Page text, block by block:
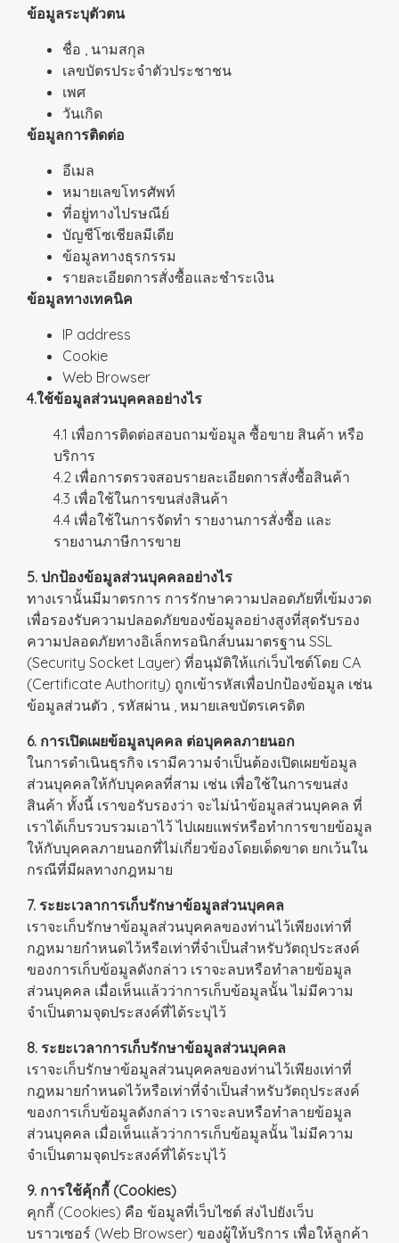
ข้อมูลระบุตัวตน
ชื่อ , นามสกุล
เลขบัตรประจำตัวประชาชน
เพศ
วันเกิด
ข้อมูลการติดต่อ
อีเมล
หมายเลขโทรศัพท์
ที่อยู่ทางไปรษณีย์
บัญชีโซเชียลมีเดีย
ข้อมูลทางธุรกรรม
รายละเอียดการสั่งซื้อและชำระเงิน
ข้อมูลทางเทคนิค
IP address
Cookie
Web Browser
4.ใช้ข้อมูลส่วนบุคคลอย่างไร
4.1 เพื่อการติดต่อสอบถามข้อมูล ซื้อขาย สินค้า หรือ
บริการ
4.2 เพื่อการตรวจสอบรายละเอียดการสั่งซื้อสินค้า
4.3 เพื่อใช้ในการขนส่งสินค้า
4.4 เพื่อใช้ในการจัดทำ รายงานการสั่งซื้อ และ
รายงานภาษีการขาย
5. ปกป้องข้อมูลส่วนบุคคลอย่างไร
ทางเรานั้นมีมาตรการ การรักษาความปลอดภัยที่เข้มงวด
เพื่อรองรับความปลอดภัยของข้อมูลอย่างสูงที่สุดรับรอง
ความปลอดภัยทางอิเล็กทรอนิกส์บนมาตรฐาน SSL
(Security Socket Layer) ที่อนุมัติให้แก่เว็บไซต์โดย CA
(Certificate Authority) ถูกเข้ารหัสเพื่อปกป้องข้อมูล เช่น
ข้อมูลส่วนตัว , รหัสผ่าน , หมายเลขบัตรเครดิต
6. การเปิดเผยข้อมูลบุคคล ต่อบุคคลภายนอก
ในการดำเนินธุรกิจ เรามีความจำเป็นต้องเปิดเผยข้อมูล
ส่วนบุคคลให้กับบุคคลที่สาม เช่น เพื่อใช้ในการขนส่ง
สินค้า ทั้งนี้ เราขอรับรองว่า จะไม่นำข้อมูลส่วนบุคคล ที่
เราได้เก็บรวบรวมเอาไว้ ไปเผยแพร่หรือทำการขายข้อมูล
ให้กับบุคคลภายนอกที่ไม่เกี่ยวข้องโดยเด็ดขาด ยกเว้นใน
กรณีที่มีผลทางกฎหมาย
7. ระยะเวลาการเก็บรักษาข้อมูลส่วนบุคคล
เราจะเก็บรักษาข้อมูลส่วนบุคคลของท่านไว้เพียงเท่าที่
กฎหมายกำหนดไว้หรือเท่าที่จำเป็นสำหรับวัตถุประสงค์
ของการเก็บข้อมูลดังกล่าว เราจะลบหรือทำลายข้อมูล
ส่วนบุคคล เมื่อเห็นแล้วว่าการเก็บข้อมูลนั้น ไม่มีความ
จำเป็นตามจุดประสงค์ที่ได้ระบุไว้
8. ระยะเวลาการเก็บรักษาข้อมูลส่วนบุคคล
เราจะเก็บรักษาข้อมูลส่วนบุคคลของท่านไว้เพียงเท่าที่
กฎหมายกำหนดไว้หรือเท่าที่จำเป็นสำหรับวัตถุประสงค์
ของการเก็บข้อมูลดังกล่าว เราจะลบหรือทำลายข้อมูล
ส่วนบุคคล เมื่อเห็นแล้วว่าการเก็บข้อมูลนั้น ไม่มีความ
จำเป็นตามจุดประสงค์ที่ได้ระบุไว้
9. การใช้คุ้กกี้ (Cookies)
คุกกี้ (Cookies) คือ ข้อมูลที่เว็บไซต์ ส่งไปยังเว็บ
บราวเซอร์ (Web Browser) ของผู้ให้บริการ เพื่อให้ลูกค้า